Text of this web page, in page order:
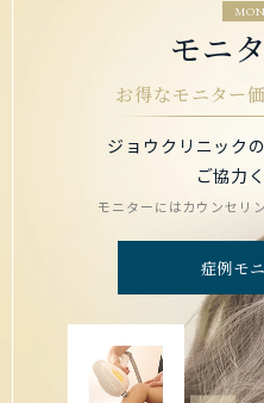
モニ
お得なモニター
ジョウクリニック
ご協力
モニターにはカウンセリ
症例モ